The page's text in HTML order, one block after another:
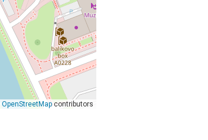
OpenStreetMapcontributors